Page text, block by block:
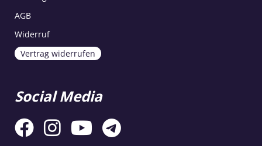
AGB
Widerruf
Vertrag widerrufen
Social Media